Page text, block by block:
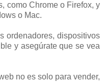
como Chrome o Firefox, y
o Mac.
ordenadores, dispositivos
y asegúrate que se vea
no es solo para vender,